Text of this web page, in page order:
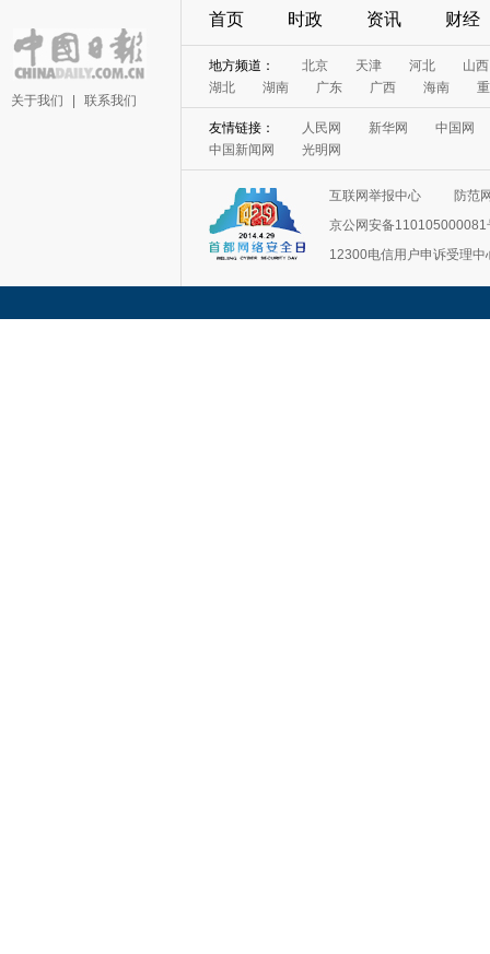
关于我们 联系我们
首页 时政 资讯 财经
地方频道： 北京 天津 河北
山西
湖北
湖南 广东 广西 海南
友情链接： 人民网 新华网
中国网
中国新闻网
光明网
互联网举报中心
防范
京公网安备110105000081
12300电信用户申诉受理中